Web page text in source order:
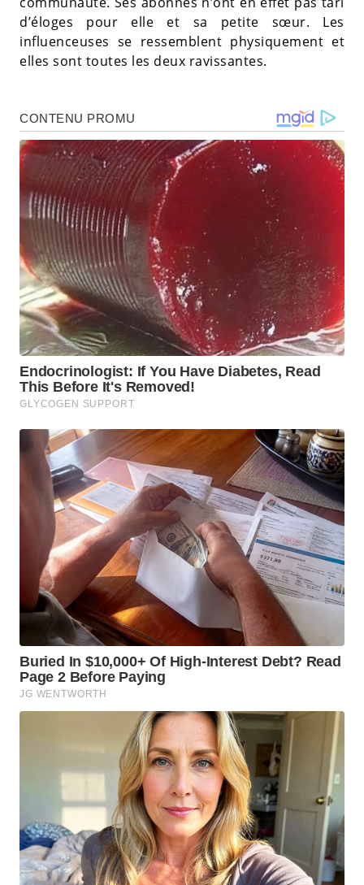
d’éloges pour elle et sa petite sœur. Les
influenceuses se ressemblent physiquement et
elles sont toutes les deux ravissantes.